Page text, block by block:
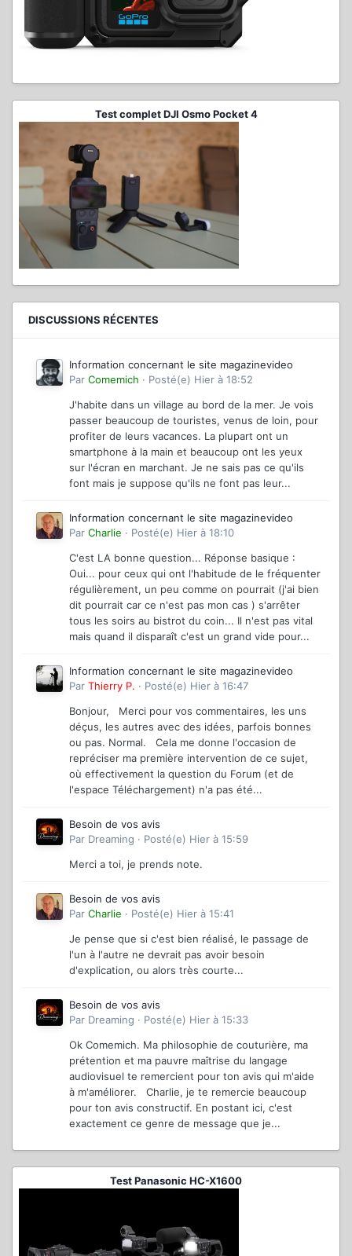
Test complet DJI Osmo Pocket 4
DISCUSSIONS RÉCENTES
Information concernant le site magazinevideo
Par Comemich · Posté(e) Hier à 18:52
J'habite dans un village au bord de la mer. Je vois
passer beaucoup de touristes, venus de loin, pour
profiter de leurs vacances. La plupart ont un
smartphone à la main et beaucoup ont les yeux
sur l'écran en marchant. Je ne sais pas ce qu'ils
font mais je suppose qu'ils ne font pas leur...
Information concernant le site magazinevideo
Par Charlie · Posté(e) Hier à 18:10
C'est LA bonne question... Réponse basique :
Oui... pour ceux qui ont l'habitude de le fréquenter
régulièrement, un peu comme on pourrait (j'ai bien
dit pourrait car ce n'est pas mon cas ) s'arrêter
tous les soirs au bistrot du coin... Il n'est pas vital
mais quand il disparaît c'est un grand vide pour...
Information concernant le site magazinevideo
Par Thierry P. · Posté(e) Hier à 16:47
Bonjour, Merci pour vos commentaires, les uns
déçus, les autres avec des idées, parfois bonnes
ou pas. Normal. Cela me donne l'occasion de
repréciser ma première intervention de ce sujet,
où effectivement la question du Forum (et de
l'espace Téléchargement) n'a pas été...
Besoin de vos avis
Par Dreaming · Posté(e) Hier à 15:59
Merci a toi, je prends note.
Besoin de vos avis
Par Charlie · Posté(e) Hier à 15:41
Je pense que si c'est bien réalisé, le passage de
l'un à l'autre ne devrait pas avoir besoin
d'explication, ou alors très courte...
Besoin de vos avis
Par Dreaming · Posté(e) Hier à 15:33
Ok Comemich. Ma philosophie de couturière, ma
prétention et ma pauvre maîtrise du langage
audiovisuel te remercient pour ton avis qui m'aide
à m'améliorer. Charlie, je te remercie beaucoup
pour ton avis constructif. En postant ici, c'est
exactement ce genre de message que je...
Test Panasonic HC-X1600